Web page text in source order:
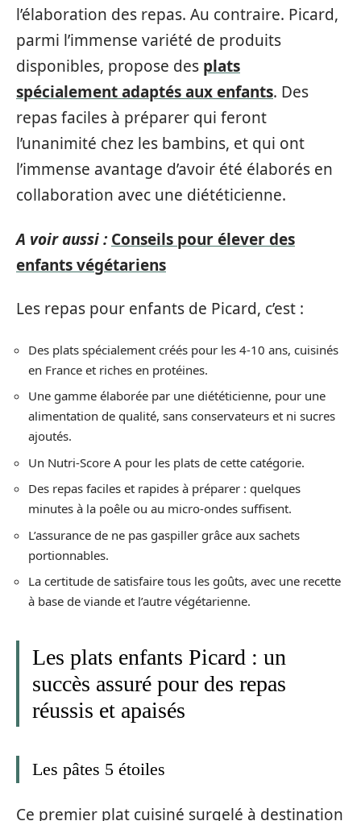
l’élaboration des repas. Au contraire. Picard,
parmi l’immense variété de produits
disponibles, propose des plats
spécialement adaptés aux enfants. Des
repas faciles à préparer qui feront
l’unanimité chez les bambins, et qui ont
l’immense avantage d’avoir été élaborés en
collaboration avec une diététicienne.
A voir aussi : Conseils pour élever des
enfants végétariens
Les repas pour enfants de Picard, c’est :
Des plats spécialement créés pour les 4-10 ans, cuisinés
en France et riches en protéines.
Une gamme élaborée par une diététicienne, pour une
alimentation de qualité, sans conservateurs et ni sucres
ajoutés.
Un Nutri-Score A pour les plats de cette catégorie.
Des repas faciles et rapides à préparer : quelques
minutes à la poêle ou au micro-ondes suffisent.
L’assurance de ne pas gaspiller grâce aux sachets
portionnables.
La certitude de satisfaire tous les goûts, avec une recette
à base de viande et l’autre végétarienne.
Les plats enfants Picard : un
succès assuré pour des repas
réussis et apaisés
Les pâtes 5 étoiles
Ce premier plat cuisiné surgelé à destination